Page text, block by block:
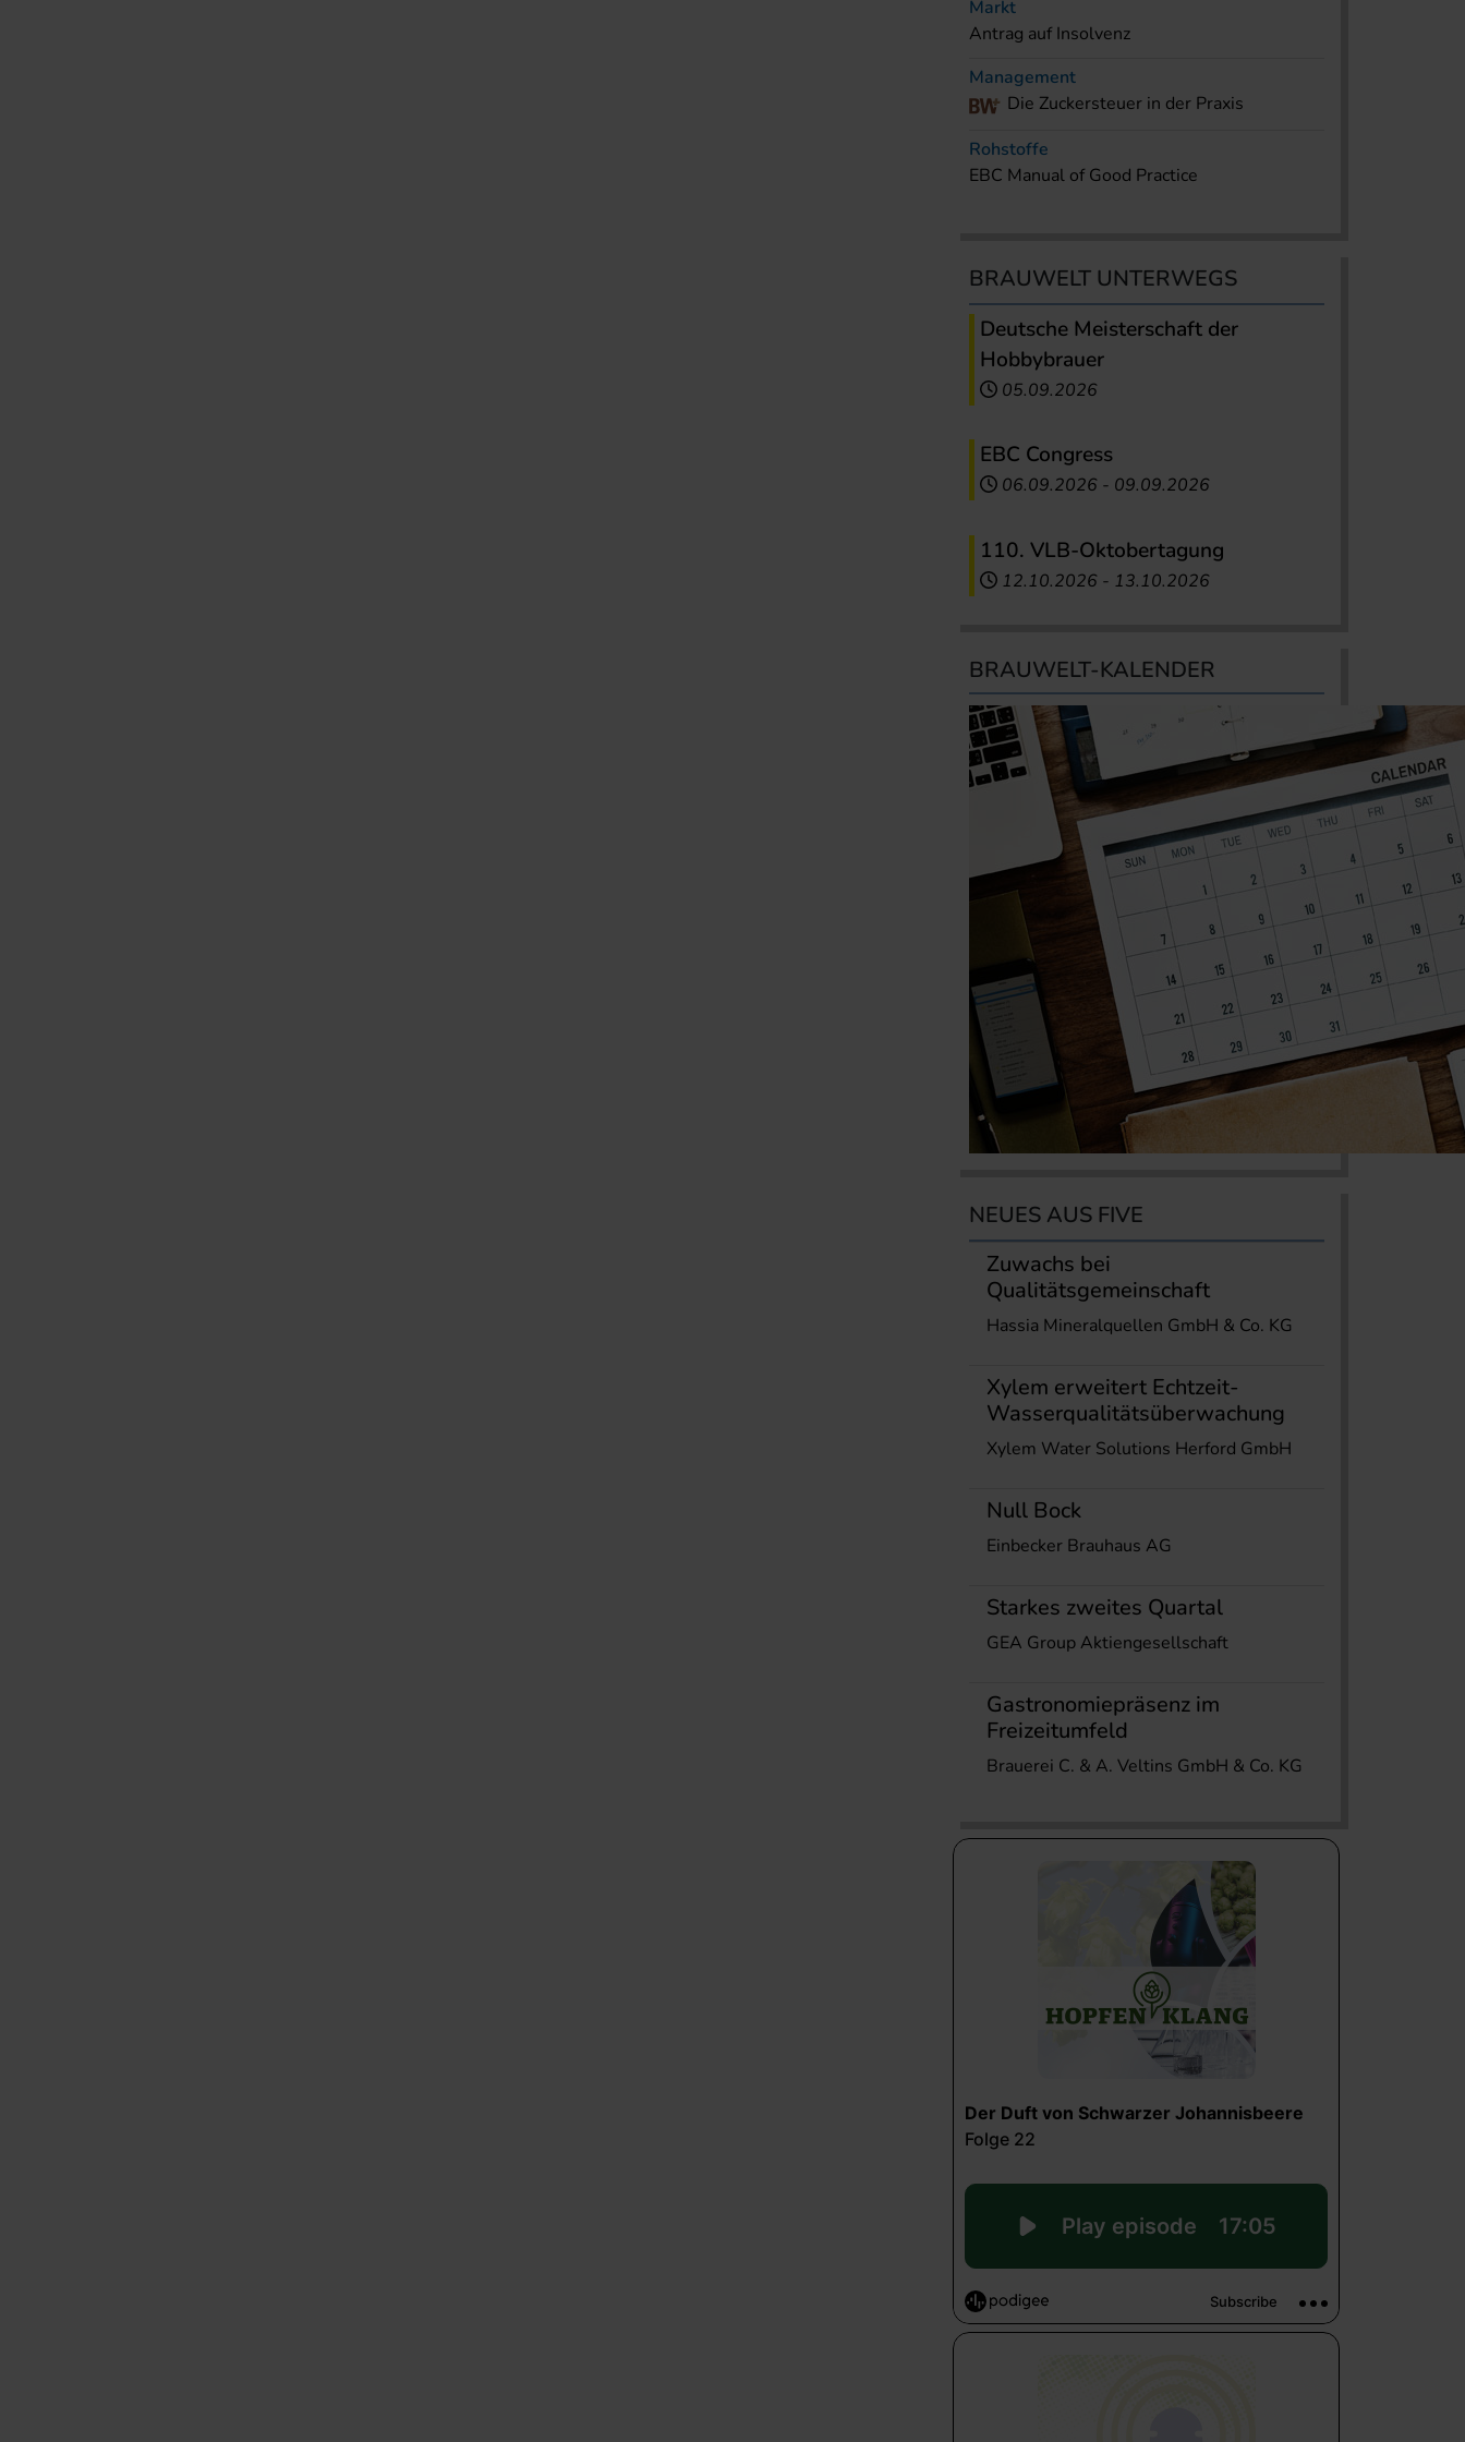
Markt
Antrag auf Insolvenz
Management
Die Zuckersteuer in der Praxis
Rohstoffe
EBC Manual of Good Practice
BRAUWELT UNTERWEGS
Deutsche Meisterschaft der
Hobbybrauer
05.09.2026
EBC Congress
06.09.2026 - 09.09.2026
110. VLB-Oktobertagung
12.10.2026 - 13.10.2026
BRAUWELT-KALENDER
NEUES AUS FIVE
Zuwachs bei
Qualitätsgemeinschaft
Hassia Mineralquellen GmbH & Co. KG
Xylem erweitert Echtzeit-
Wasserqualitätsüberwachung
Xylem Water Solutions Herford GmbH
Null Bock
Einbecker Brauhaus AG
Starkes zweites Quartal
GEA Group Aktiengesellschaft
Gastronomiepräsenz im
Freizeitumfeld
Brauerei C. & A. Veltins GmbH & Co. KG